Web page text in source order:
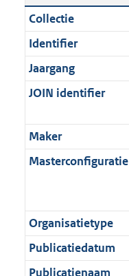
c
a
t
i
e
n
f
o
a
a
t
t
e
:
1
6
b
i
c
a
t
i
i
n
f
m
a
a
t
t
e
:
o
b
e
k
d
Collectie
Identifier
Jaargang
JOIN identifier
Maker
Masterconfiguratie
Organisatietype
Publicatiedatum
Publicatienaam